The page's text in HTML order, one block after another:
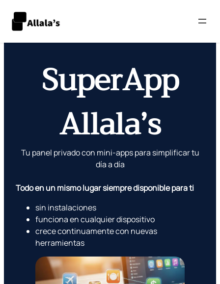
Saltar
SuperApp
Allala’s
Tu panel privado con mini‑apps para simplificar tu
día a día
Todo en un mismo lugar siempre disponible para ti
sin instalaciones
funciona en cualquier dispositivo
crece continuamente con nuevas
herramientas